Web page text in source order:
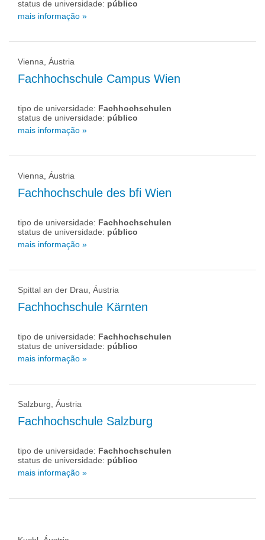
status de universidade: público
mais informação »
Vienna, Áustria
Fachhochschule Campus Wien
tipo de universidade: Fachhochschulen
status de universidade: público
mais informação »
Vienna, Áustria
Fachhochschule des bfi Wien
tipo de universidade: Fachhochschulen
status de universidade: público
mais informação »
Spittal an der Drau, Áustria
Fachhochschule Kärnten
tipo de universidade: Fachhochschulen
status de universidade: público
mais informação »
Salzburg, Áustria
Fachhochschule Salzburg
tipo de universidade: Fachhochschulen
status de universidade: público
mais informação »